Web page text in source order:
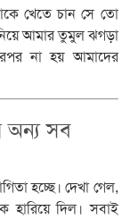
খেতে চান সে তো
আমার তুমুল ঝগড়া
না হয় আমাদের
অন্য সব
হচ্ছে। দেখা গেল,
হারিয়ে দিল। সবাই